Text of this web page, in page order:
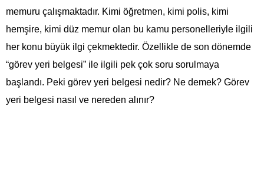
memuru çalışmaktadır. Kimi öğretmen, kimi polis, kimi
hemşire, kimi düz memur olan bu kamu personelleriyle ilgili
her konu büyük ilgi çekmektedir. Özellikle de son dönemde
“görev yeri belgesi” ile ilgili pek çok soru sorulmaya
başlandı. Peki görev yeri belgesi nedir? Ne demek? Görev
yeri belgesi nasıl ve nereden alınır?